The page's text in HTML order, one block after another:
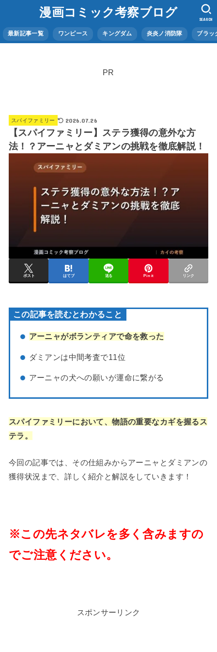
漫画コミック考察ブログ
最新記事一覧 ワンピース キングダム 炎炎ノ消防隊 ブラッ
SEARCH
PR
スパイファミリー 2026.07.26
【スパイファミリー】ステラ獲得の意外な方
法！？アーニャとダミアンの挑戦を徹底解説！
ポスト はてブ 送る Pin it リンク
この記事を読むとわかること
アーニャがボランティアで命を救った
ダミアンは中間考査で11位
アーニャの犬への願いが運命に繋がる
スパイファミリーにおいて、物語の重要なカギを握るス
テラ。
今回の記事では、その仕組みからアーニャとダミアンの
獲得状況まで、詳しく紹介と解説をしていきます！
※この先ネタバレを多く含みますの
でご注意ください。
スポンサーリンク